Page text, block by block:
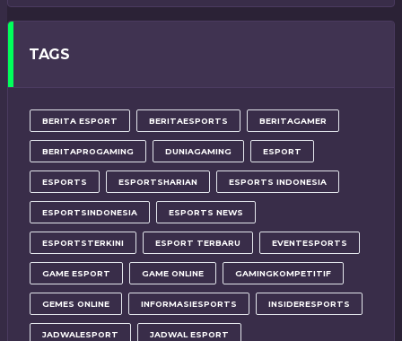
TAGS
BERITA ESPORT BERITAESPORTS BERITAGAMER
BERITAPROGAMING DUNIAGAMING ESPORT
ESPORTS ESPORTSHARIAN ESPORTS INDONESIA
ESPORTSINDONESIA ESPORTS NEWS
ESPORTSTERKINI ESPORT TERBARU EVENTESPORTS
GAME ESPORT GAME ONLINE GAMINGKOMPETITIF
GEMES ONLINE INFORMASIESPORTS INSIDERESPORTS
JADWALESPORT JADWAL ESPORT